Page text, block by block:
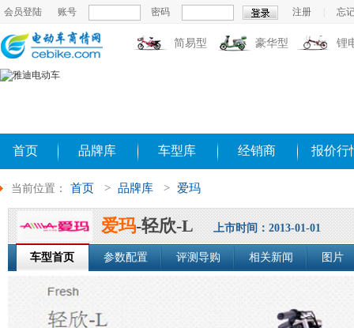
会员登陆 账号 密码 注册 忘
简易型 豪华型 锂
首页 品牌库 车型库 经销商 报价行
当前位置： 首页 > 品牌库 > 爱玛
爱玛-轻欣-L 上市时间：2013-01-01
车型首页 参数配置 评测导购 相关新闻 图片